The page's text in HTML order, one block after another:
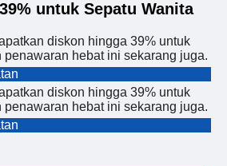
untuk Sepatu Wanita
diskon hingga 39% untuk
penawaran hebat ini sekarang juga.
diskon hingga 39% untuk
penawaran hebat ini sekarang juga.